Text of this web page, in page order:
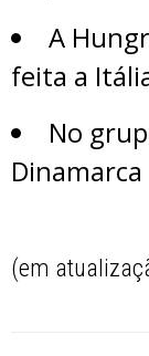
A
feita a
No
(em